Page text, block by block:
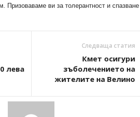
Призоваваме ви за толерантност и спазване
лева
Следваща статия
Кмет осигури
зъболечението на
жителите на Велино